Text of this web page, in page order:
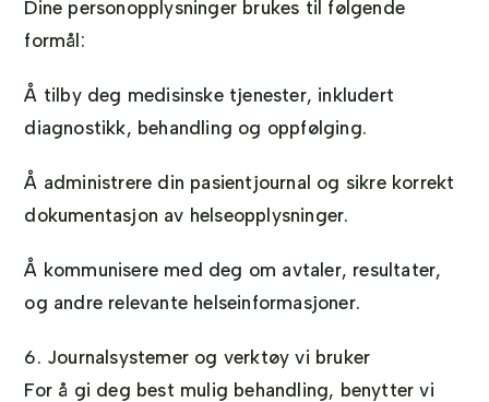
Dine personopplysninger brukes til følgende
formål:
Å tilby deg medisinske tjenester, inkludert
diagnostikk, behandling og oppfølging.
Å administrere din pasientjournal og sikre korrekt
dokumentasjon av helseopplysninger.
Å kommunisere med deg om avtaler, resultater,
og andre relevante helseinformasjoner.
6. Journalsystemer og verktøy vi bruker
For å gi deg best mulig behandling, benytter vi